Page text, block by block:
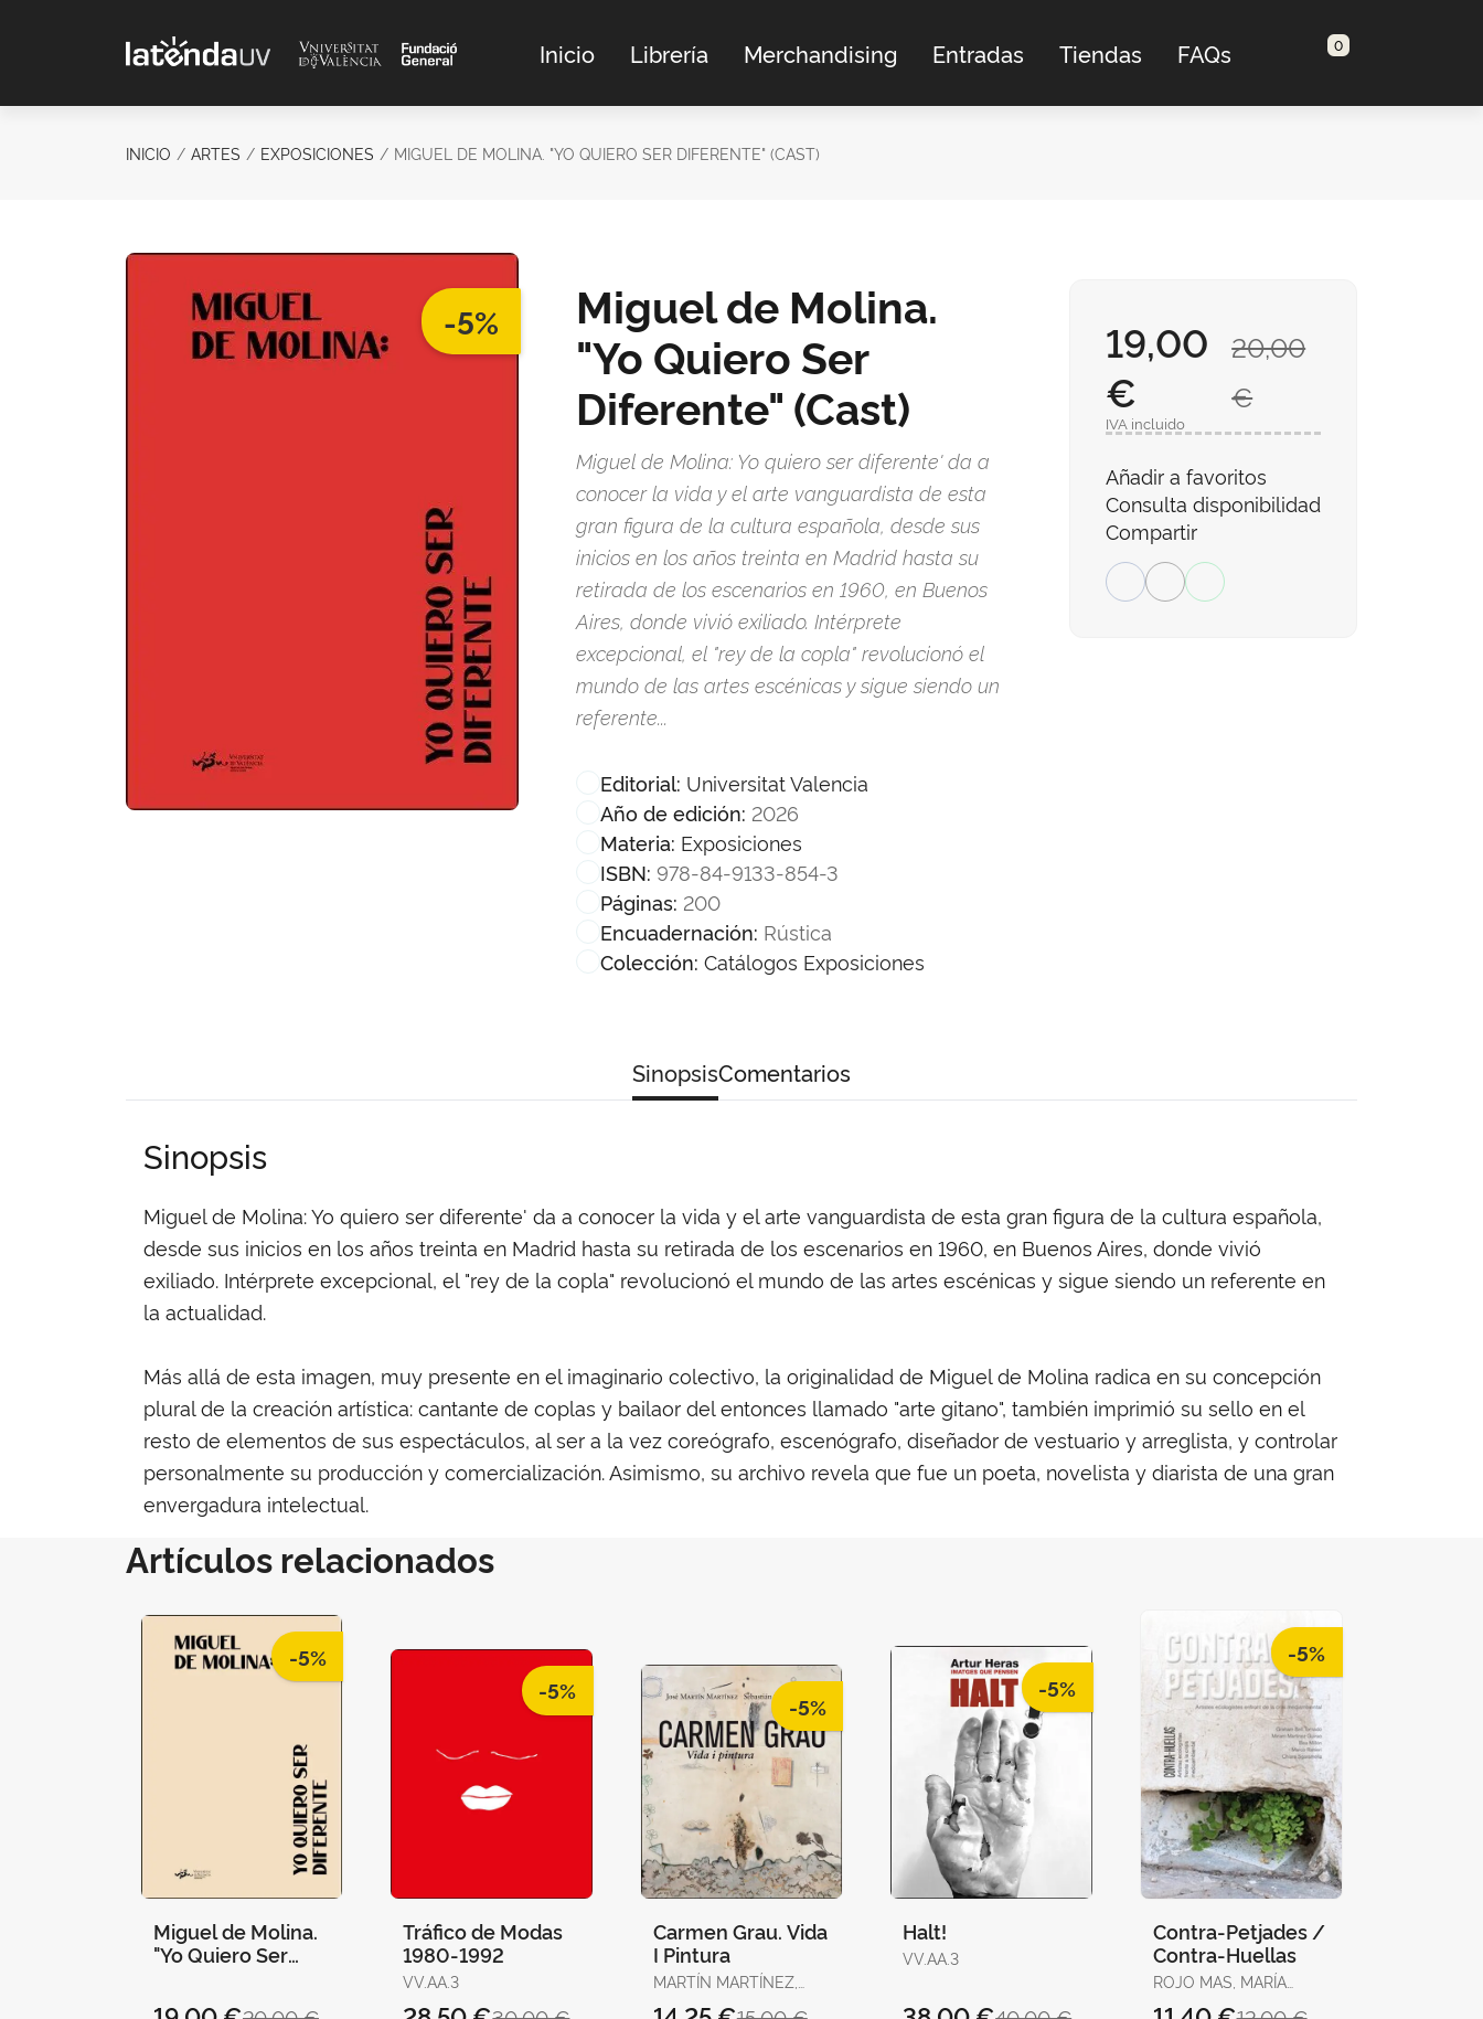
Inicio Librería Merchandising Entradas Tiendas FAQs 0
INICIO ARTES EXPOSICIONES MIGUEL DE MOLINA. "YO QUIERO SER DIFERENTE" (CAST)
-5%
Miguel de Molina.
"Yo Quiero Ser
Diferente" (Cast)
Miguel de Molina: Yo quiero ser diferente' da a
conocer la vida y el arte vanguardista de esta
gran figura de la cultura española, desde sus
inicios en los años treinta en Madrid hasta su
retirada de los escenarios en 1960, en Buenos
Aires, donde vivió exiliado. Intérprete
excepcional, el "rey de la copla" revolucionó el
mundo de las artes escénicas y sigue siendo un
referente...
Editorial: Universitat Valencia
Año de edición: 2026
Materia: Exposiciones
ISBN: 978-84-9133-854-3
Páginas: 200
Encuadernación: Rústica
Colección: Catálogos Exposiciones
20,00
€
19,00
€
IVA incluido
Añadir a favoritos
Consulta disponibilidad
Compartir
SinopsisComentarios
Sinopsis
Miguel de Molina: Yo quiero ser diferente' da a conocer la vida y el arte vanguardista de esta gran figura de la cultura española,
desde sus inicios en los años treinta en Madrid hasta su retirada de los escenarios en 1960, en Buenos Aires, donde vivió
exiliado. Intérprete excepcional, el "rey de la copla" revolucionó el mundo de las artes escénicas y sigue siendo un referente en
la actualidad.
Más allá de esta imagen, muy presente en el imaginario colectivo, la originalidad de Miguel de Molina radica en su concepción
plural de la creación artística: cantante de coplas y bailaor del entonces llamado "arte gitano", también imprimió su sello en el
resto de elementos de sus espectáculos, al ser a la vez coreógrafo, escenógrafo, diseñador de vestuario y arreglista, y controlar
personalmente su producción y comercialización. Asimismo, su archivo revela que fue un poeta, novelista y diarista de una gran
envergadura intelectual.
Artículos relacionados
-5%
Miguel de Molina.
"Yo Quiero Ser
-5%
Tráfico de Modas
1980-1992
VV.AA.3
-5%
Carmen Grau. Vida
I Pintura
MARTÍN MARTÍNEZ,
-5%
Halt!
VV.AA.3
-5%
Contra-Petjades /
Contra-Huellas
ROJO MAS, MARÍA